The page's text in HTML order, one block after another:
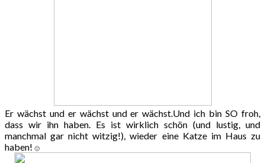
Er wächst und er wächst und er wächst.Und ich bin SO froh,
dass wir ihn haben. Es ist wirklich schön (und lustig, und
manchmal gar nicht witzig!), wieder eine Katze im Haus zu
haben! 🙂